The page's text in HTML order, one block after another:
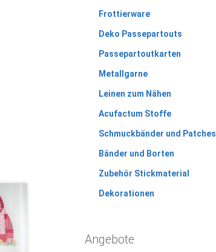
Frottierware
Deko Passepartouts
Passepartoutkarten
Metallgarne
Leinen zum Nähen
Acufactum Stoffe
Schmuckbänder und Patches
Bänder und Borten
Zubehör Stickmaterial
Dekorationen
Angebote